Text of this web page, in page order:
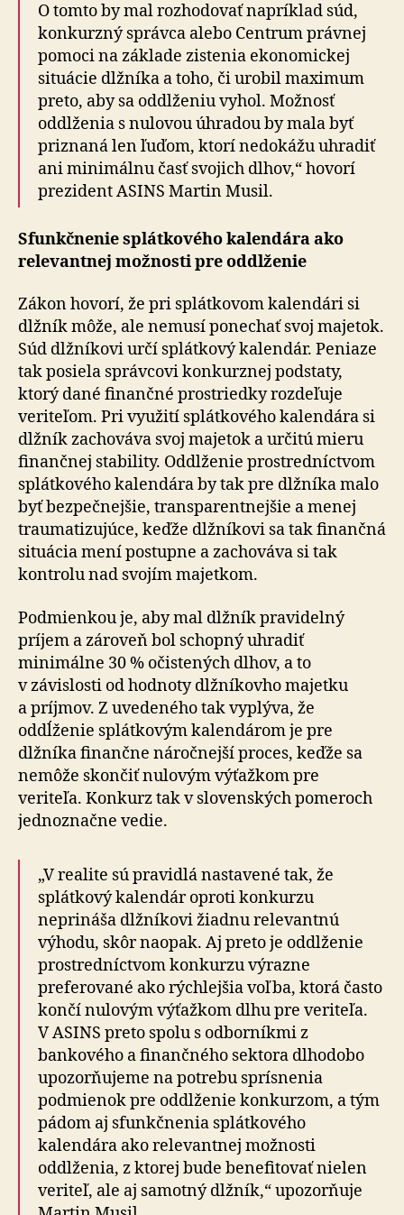
O tomto by mal rozhodovať napríklad súd,
konkurzný správca alebo Centrum právnej
pomoci na základe zistenia ekonomickej
situácie dlžníka a toho, či urobil maximum
preto, aby sa oddlženiu vyhol. Možnosť
oddlženia s nulovou úhradou by mala byť
priznaná len ľuďom, ktorí nedokážu uhradiť
ani minimálnu časť svojich dlhov,“ hovorí
prezident ASINS Martin Musil.
Sfunkčnenie splátkového kalendára ako
relevantnej možnosti pre oddlženie
Zákon hovorí, že pri splátkovom kalendári si
dlžník môže, ale nemusí ponechať svoj majetok.
Súd dlžníkovi určí splátkový kalendár. Peniaze
tak posiela správcovi kon­kur­znej podstaty,
ktorý dané finančné prostriedky rozdeľuje
veriteľom. Pri využití splátkového kalendára si
dlžník zachováva svoj majetok a určitú mieru
finančnej stability. Oddlženie prostredníctvom
splátkového kalendára by tak pre dlžníka malo
byť bezpečnejšie, transparentnejšie a menej
traumatizujúce, keďže dlžníkovi sa tak finančná
situácia mení postupne a zachováva si tak
kontrolu nad svojím majetkom.
Podmienkou je, aby mal dlžník pravidelný
príjem a zá­ro­veň bol schopný uhradiť
minimálne 30 % očistených dlhov, a to
v závislosti od hodnoty dlžníkovho majetku
a príjmov. Z uvedeného tak vyplýva, že
oddĺženie splátkovým kalendárom je pre
dlžníka finančne ná­roč­nej­ší proces, keďže sa
nemôže skončiť nulovým výťažkom pre
veriteľa. Konkurz tak v slovenských pomeroch
jed­no­znač­ne vedie.
„V realite sú pravidlá nastavené tak, že
splátkový kalendár oproti konkurzu
neprináša dlžníkovi žiadnu relevantnú
výhodu, skôr naopak. Aj preto je oddlženie
prostredníctvom konkurzu výrazne
preferované ako rýchlejšia voľba, ktorá často
končí nulovým výťažkom dlhu pre veriteľa.
V ASINS preto spolu s odborníkmi z
bankového a finančného sektora dlhodobo
upo­zor­ňu­je­me na potrebu sprísnenia
podmienok pre oddlženie konkurzom, a tým
pádom aj sfunkčnenia splátkového
kalendára ako relevantnej možnosti
oddlženia, z ktorej bude benefitovať nielen
veriteľ, ale aj samotný dlžník,“ upozorňuje